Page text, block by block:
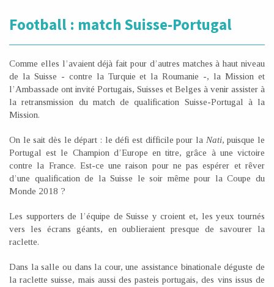
Football : match Suisse-Portugal
Comme elles l’avaient déjà fait pour d’autres matches à haut niveau
de la Suisse - contre la Turquie et la Roumanie -, la Mission et
l’Ambassade ont invité Portugais, Suisses et Belges à venir assister à
la retransmission du match de qualification Suisse-Portugal à la
Mission.
On le sait dès le départ : le défi est difficile pour la Nati, puisque le
Portugal est le Champion d’Europe en titre, grâce à une victoire
contre la France. Est-ce une raison pour ne pas espérer et rêver
d’une qualification de la Suisse le soir même pour la Coupe du
Monde 2018 ?
Les supporters de l’équipe de Suisse y croient et, les yeux tournés
vers les écrans géants, en oublieraient presque de savourer la
raclette.
Dans la salle ou dans la cour, une assistance binationale déguste de
la raclette suisse, mais aussi des pasteis portugais, des vins issus de